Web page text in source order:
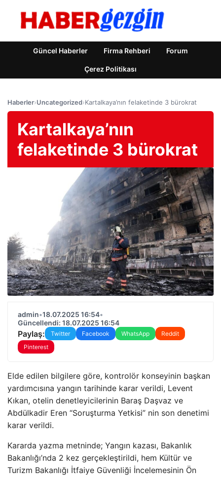
Güncel Haberler Firma Rehberi Forum
Çerez Politikası
Haberler›Uncategorized›Kartalkaya’nın felaketinde 3 bürokrat
Kartalkaya’nın
felaketinde 3 bürokrat
admin•18.07.2025 16:54•
Güncellendi: 18.07.2025 16:54
Paylaş: Twitter Facebook WhatsApp
Reddit
Pinterest
Elde edilen bilgilere göre, kontrolör konseyinin başkan
yardımcısına yangın tarihinde karar verildi, Levent
Kıkan, otelin denetleyicilerinin Baraş Daşvaz ve
Abdülkadir Eren “Soruşturma Yetkisi” nin son denetimi
karar verildi.
Kararda yazma metninde; Yangın kazası, Bakanlık
Bakanlığı’nda 2 kez gerçekleştirildi, hem Kültür ve
Turizm Bakanlığı İtfaiye Güvenliği İncelemesinin Ön